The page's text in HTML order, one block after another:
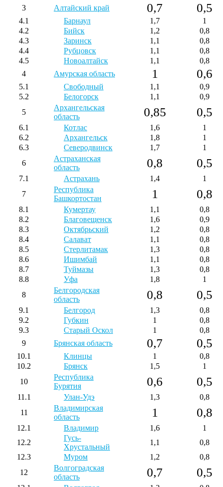
3
Алтайский край 0,7 0,5
4.1 Барнаул 1,7
1
4.2
Бийск 1,2
0,8
4.3
Заринск 1,1
0,8
4.4
Рубцовск 1,1
0,8
4.5
Новоалтайск 1,1
0,8
4
Амурская область 1 0,6
5.1 Свободный 1,1
0,9
5.2
Белогорск 1,1
0,9
5
Архангельская
область
0,85 0,5
6.1 Котлас 1,6
1
6.2
Архангельск 1,8
1
6.3
Северодвинск 1,7
1
6
Астраханская
область
0,8 0,5
7.1 Астрахань 1,4
1
7
Республика
Башкортостан
1 0,8
8.1 Кумертау 1,1
0,8
8.2
Благовещенск 1,6
0,9
8.3
Октябрьский 1,2
0,8
8.4
Салават 1,1
0,8
8.5
Стерлитамак 1,3
0,8
8.6
Ишимбай 1,1
0,8
8.7
Туймазы 1,3
0,8
8.8
Уфа 1,8
1
8
Белгородская
область
0,8 0,5
9.1 Белгород 1,3
0,8
9.2
Губкин 1
0,8
9.3
Старый Оскол 1
0,8
9
Брянская область 0,7 0,5
10.1 Клинцы 1
0,8
10.2
Брянск 1,5
1
10
Республика
Бурятия
0,6 0,5
11.1 Улан-Удэ 1,3
0,8
11
Владимирская
область
1 0,8
12.1 Владимир 1,6
1
12.2
Гусь-
Хрустальный
1,1
0,8
12.3
Муром 1,2
0,8
12
Волгоградская
область
0,7 0,5